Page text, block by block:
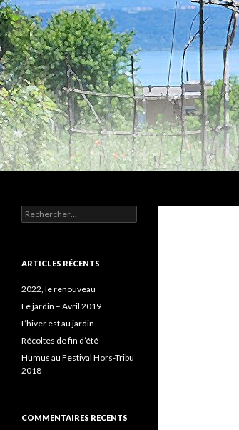
Association agroécologique
Rechercher :
ARTICLES RÉCENTS
2022, le renouveau
Le jardin – Avril 2019
L’hiver est au jardin
Récoltes de fin d’été
Humus au Festival Hors-Tribu
2018
COMMENTAIRES RÉCENTS